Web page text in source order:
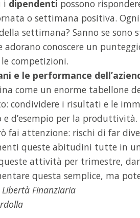
i dipendenti possono
o settimana positiva.
settimana? Sanno se
adorano conoscere un
competizioni.
e le performance
come un enorme tabellone
condividere i risultati e le
d’esempio per la produttività.
fai attenzione: rischi di far
queste abitudini tutte in
attività per trimestre,
questa semplice, ma
Finanziaria